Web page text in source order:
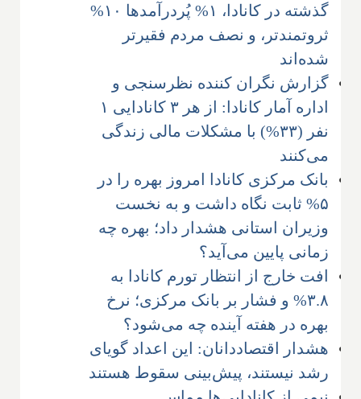
گذشته در کانادا، ۱% پُردرآمدها ۱۰%
ثروتمندتر، و نصف مردم فقیرتر
شده‌اند
گزارش نگران کننده نظرسنجی و
اداره آمار کانادا: از هر ۳ کانادایی ۱
نفر (۳۳%) با مشکلات مالی زندگی
می‌کنند
بانک مرکزی کانادا امروز بهره را در
۵% ثابت نگاه داشت و به نخست
وزیران استانی هشدار داد؛ بهره چه
زمانی پایین می‌آید؟
افت خارج از انتظار تورم کانادا به
۳.۸% و فشار بر بانک مرکزی؛ نرخ
بهره در هفته آینده چه می‌شود؟
هشدار اقتصاددانان: این اعداد گویای
رشد نیستند، پیش‌بینی سقوط هستند